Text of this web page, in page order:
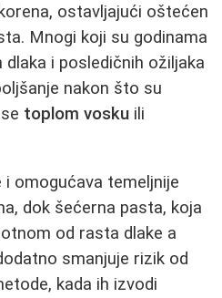
ostavljajući oštećen
Mnogi koji su godinama
i posledičnih ožiljaka
nakon što su
toplom vosku ili
omogućava temeljnije
dok šećerna pasta, koja
od rasta dlake a
smanjuje rizik od
kada ih izvodi